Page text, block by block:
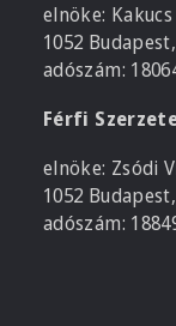
elnöke:
1052
adószám:
Férfi
elnöke: Zsódi
1052
adószám: